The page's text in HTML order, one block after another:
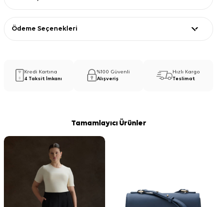
Ödeme Seçenekleri
Kredi Kartına
4 Taksit İmkanı
%100 Güvenli
Alışveriş
Hızlı Kargo
Teslimat
Tamamlayıcı Ürünler